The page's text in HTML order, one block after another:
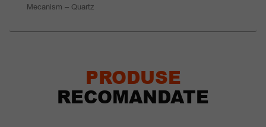
Mecanism – Quartz
PRODUSE
RECOMANDATE